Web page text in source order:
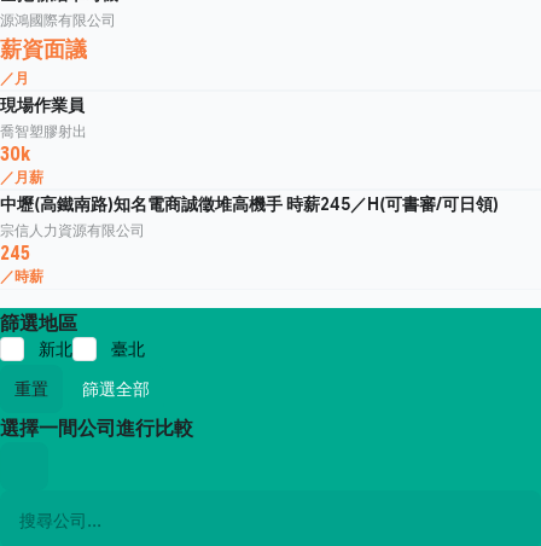
源鴻國際有限公司
薪資面議
／月
現場作業員
喬智塑膠射出
30k
／月薪
中壢(高鐵南路)知名電商誠徵堆高機手 時薪245／H(可書審/可日領)
宗信人力資源有限公司
245
／時薪
篩選地區
新北
臺北
重置
篩選全部
選擇一間公司進行比較